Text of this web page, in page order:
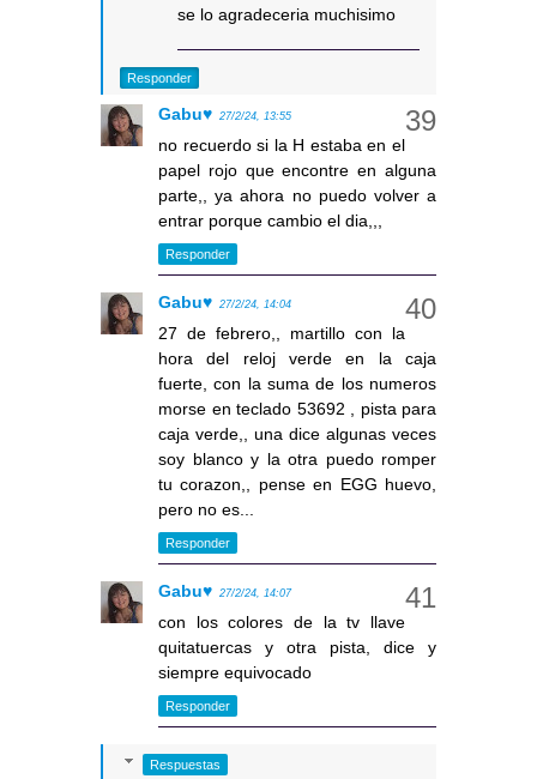
se lo agradeceria muchisimo
Responder
Gabu♥ 27/2/24, 13:55
no recuerdo si la H estaba en el
papel rojo que encontre en alguna
parte,, ya ahora no puedo volver a
entrar porque cambio el dia,,,
Responder
Gabu♥ 27/2/24, 14:04
27 de febrero,, martillo con la
hora del reloj verde en la caja
fuerte, con la suma de los numeros
morse en teclado 53692 , pista para
caja verde,, una dice algunas veces
soy blanco y la otra puedo romper
tu corazon,, pense en EGG huevo,
pero no es...
Responder
Gabu♥ 27/2/24, 14:07
con los colores de la tv llave
quitatuercas y otra pista, dice y
siempre equivocado
Responder
Respuestas